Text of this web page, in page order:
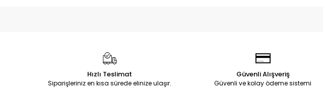
Hızlı Teslimat
Siparişleriniz en kısa sürede elinize ulaşır.
Güvenli Alışveriş
Güvenli ve kolay ödeme sistemi